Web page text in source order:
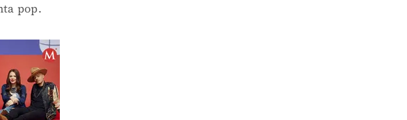
pop.